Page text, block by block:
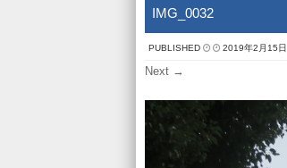
IMG_0032
PUBLISHED 2019年2月15日
Next →